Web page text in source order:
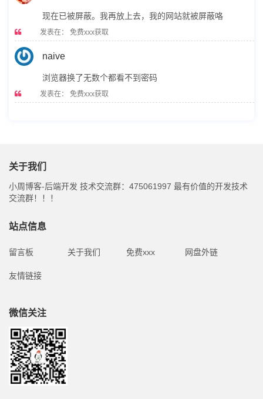
现在已被屏蔽。我再放上去，我的网站就被屏蔽咯
发表在： 免费xxx获取
naive
浏览器换了无数个都看不到密码
发表在： 免费xxx获取
关于我们
小周博客-后端开发 技术交流群：475061997 最有价值的开发技术
交流群！！！
站点信息
留言板 关于我们 免费xxx 网盘外链
友情链接
微信关注